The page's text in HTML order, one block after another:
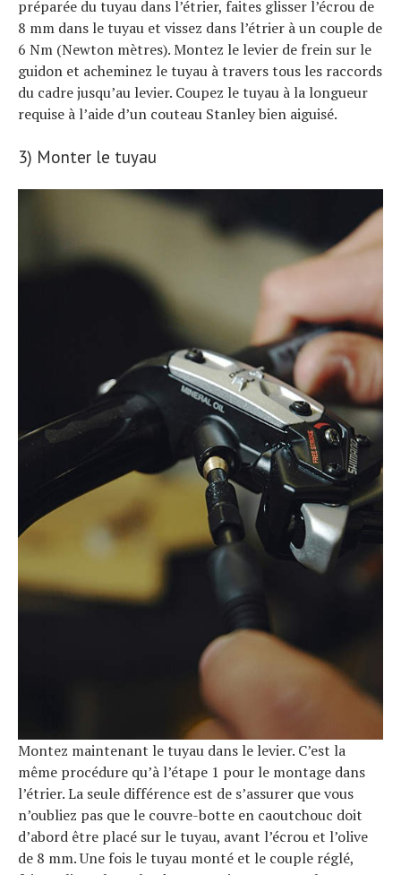
préparée du tuyau dans l’étrier, faites glisser l’écrou de
8 mm dans le tuyau et vissez dans l’étrier à un couple de
6 Nm (Newton mètres). Montez le levier de frein sur le
guidon et acheminez le tuyau à travers tous les raccords
du cadre jusqu’au levier. Coupez le tuyau à la longueur
requise à l’aide d’un couteau Stanley bien aiguisé.
3) Monter le tuyau
Montez maintenant le tuyau dans le levier. C’est la
même procédure qu’à l’étape 1 pour le montage dans
l’étrier. La seule différence est de s’assurer que vous
n’oubliez pas que le couvre-botte en caoutchouc doit
d’abord être placé sur le tuyau, avant l’écrou et l’olive
de 8 mm. Une fois le tuyau monté et le couple réglé,